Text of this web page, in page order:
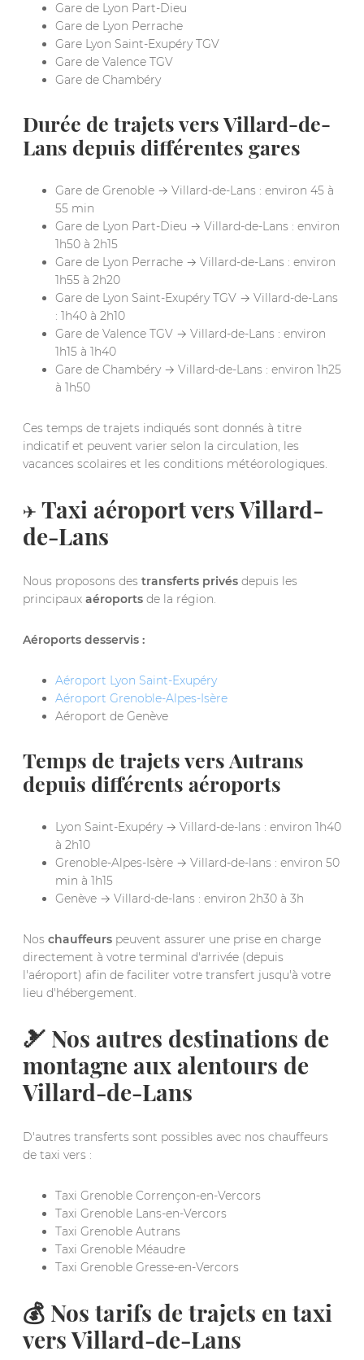
Gare de Lyon Part-Dieu
Gare de Lyon Perrache
Gare Lyon Saint-Exupéry TGV
Gare de Valence TGV
Gare de Chambéry
Durée de trajets vers Villard-de-
Lans depuis différentes gares
Gare de Grenoble → Villard-de-Lans : environ 45 à
55 min
Gare de Lyon Part-Dieu → Villard-de-Lans : environ
1h50 à 2h15
Gare de Lyon Perrache → Villard-de-Lans : environ
1h55 à 2h20
Gare de Lyon Saint-Exupéry TGV → Villard-de-Lans
: 1h40 à 2h10
Gare de Valence TGV → Villard-de-Lans : environ
1h15 à 1h40
Gare de Chambéry → Villard-de-Lans : environ 1h25
à 1h50
Ces temps de trajets indiqués sont donnés à titre
indicatif et peuvent varier selon la circulation, les
vacances scolaires et les conditions météorologiques.
✈️ Taxi aéroport vers Villard-
de-Lans
Nous proposons des transferts privés depuis les
principaux aéroports de la région.
Aéroports desservis :
Aéroport Lyon Saint-Exupéry
Aéroport Grenoble-Alpes-Isère
Aéroport de Genève
Temps de trajets vers Autrans
depuis différents aéroports
Lyon Saint-Exupéry → Villard-de-lans : environ 1h40
à 2h10
Grenoble-Alpes-Isère → Villard-de-lans : environ 50
min à 1h15
Genève → Villard-de-lans : environ 2h30 à 3h
Nos chauffeurs peuvent assurer une prise en charge
directement à votre terminal d'arrivée (depuis
l'aéroport) afin de faciliter votre transfert jusqu'à votre
lieu d'hébergement.
🎿 Nos autres destinations de
montagne aux alentours de
Villard-de-Lans
D'autres transferts sont possibles avec nos chauffeurs
de taxi vers :
Taxi Grenoble Corrençon-en-Vercors
Taxi Grenoble Lans-en-Vercors
Taxi Grenoble Autrans
Taxi Grenoble Méaudre
Taxi Grenoble Gresse-en-Vercors
💰 Nos tarifs de trajets en taxi
vers Villard-de-Lans